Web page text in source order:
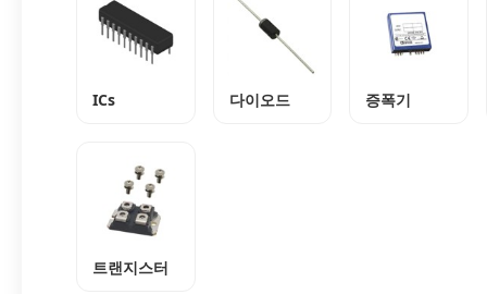
ICs 다이오드 증폭기
트랜지스터